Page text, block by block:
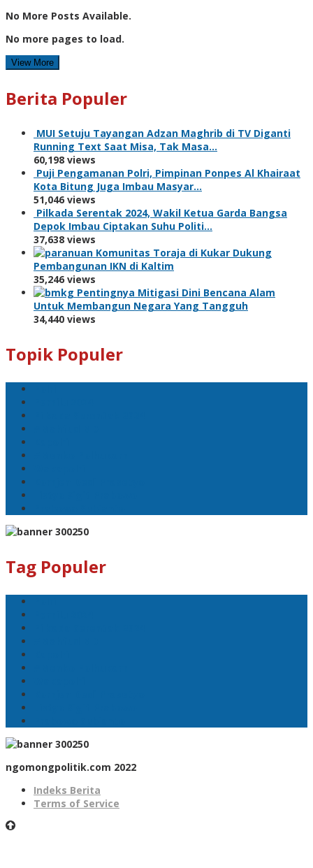
No More Posts Available.
No more pages to load.
View More
Berita Populer
MUI Setuju Tayangan Adzan Maghrib di TV Diganti
Running Text Saat Misa, Tak Masa…
60,198 views
Puji Pengamanan Polri, Pimpinan Ponpes Al Khairaat
Kota Bitung Juga Imbau Masyar…
51,046 views
Pilkada Serentak 2024, Wakil Ketua Garda Bangsa
Depok Imbau Ciptakan Suhu Politi…
37,638 views
Komunitas Toraja di Kukar Dukung
Pembangunan IKN di Kaltim
35,246 views
Pentingnya Mitigasi Dini Bencana Alam
Untuk Membangun Negara Yang Tangguh
34,440 views
Topik Populer
Tag Populer
ngomongpolitik.com 2022
Indeks Berita
Terms of Service